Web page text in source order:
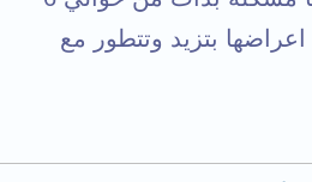
بتزيد وتتطور مع